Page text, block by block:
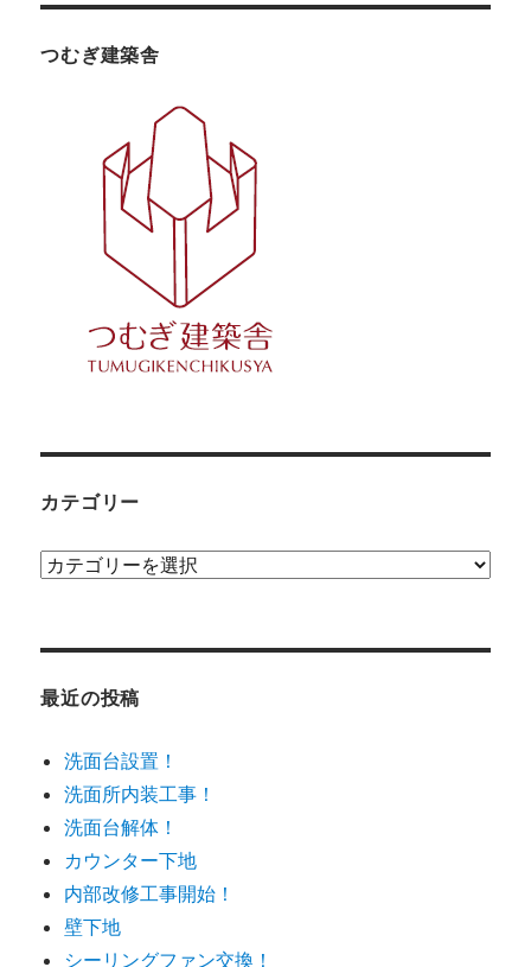
つむぎ建築舎
カテゴリー
カ
ー
最近の投稿
洗面台設置！
洗面所内装工事！
洗面台解体！
カウンター下地
内部改修工事開始！
壁下地
シーリングファン交換！